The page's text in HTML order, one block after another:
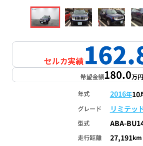
セルカ実績
希望金額180.0万円
年式 2016年10
グレード
リミテッ
型式 ABA-
走行距離 27,191km